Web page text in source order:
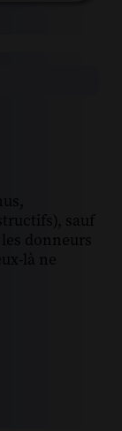
sauf
donneurs
là ne